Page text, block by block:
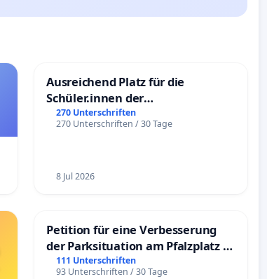
Ausreichend Platz für die
Schüler.innen der
Schönbergschule
270 Unterschriften
270 Unterschriften / 30 Tage
8 Jul 2026
Petition für eine Verbesserung
der Parksituation am Pfalzplatz in
Mannheim
111 Unterschriften
93 Unterschriften / 30 Tage